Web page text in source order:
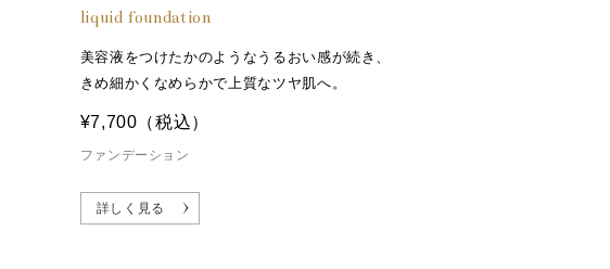
liquid foundation
美容液をつけたかのようなうるおい感が続き、
きめ細かくなめらかで上質なツヤ肌へ。
ファンデーション
¥7,700 （税込）
詳しく見る